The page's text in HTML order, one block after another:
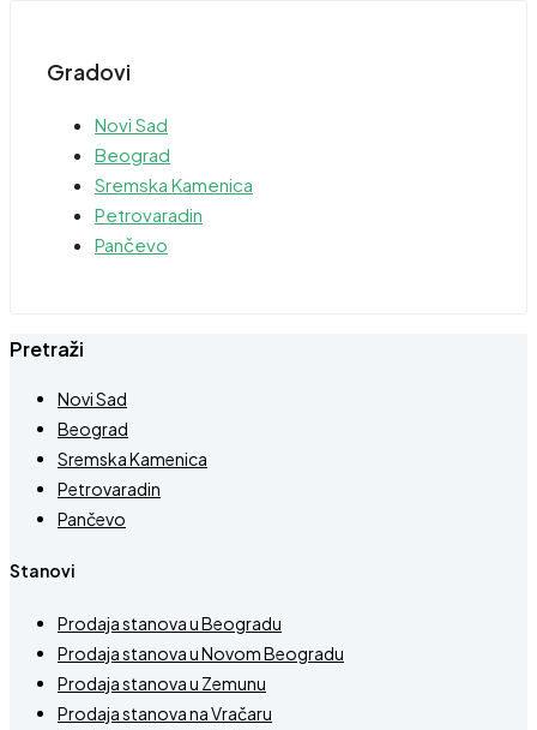
Gradovi
Novi Sad
Beograd
Sremska Kamenica
Petrovaradin
Pančevo
Pretraži
Novi Sad
Beograd
Sremska Kamenica
Petrovaradin
Pančevo
Stanovi
Prodaja stanova u Beogradu
Prodaja stanova u Novom Beogradu
Prodaja stanova u Zemunu
Prodaja stanova na Vračaru